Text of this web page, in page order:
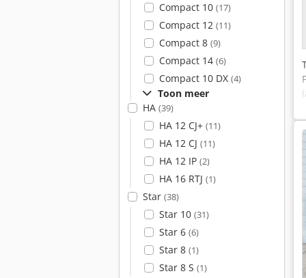
Compact 10 (17)
Compact 12 (11)
Compact 8 (9)
Compact 14 (6)
Compact 10 DX (4)
Toon meer
HA (39)
HA 12 CJ+ (11)
HA 12 CJ (11)
HA 12 IP (2)
HA 16 RTJ (1)
Star (38)
Star 10 (31)
Star 6 (6)
Star 8 (1)
Star 8 S (1)